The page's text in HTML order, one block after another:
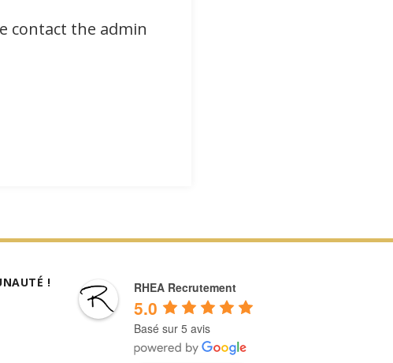
contact the admin
! RHEA Recrutement
5.0
Basé sur 5 avis